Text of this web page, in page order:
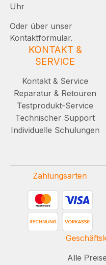
Uhr
Oder über unser
Kontaktformular.
KONTAKT &
SERVICE
Kontakt & Service
Reparatur & Retouren
Testprodukt-Service
Technischer Support
Individuelle Schulungen
Zahlungsarten
Alle